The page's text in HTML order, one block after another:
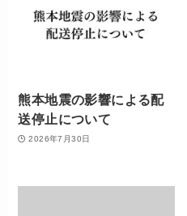
熊本地震の影響による配
送停止について
2026年7月30日